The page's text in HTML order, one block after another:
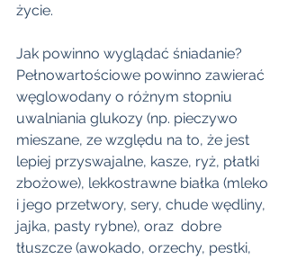
życie.
Jak powinno wyglądać śniadanie?
Pełnowartościowe powinno zawierać
węglowodany o różnym stopniu
uwalniania glukozy (np. pieczywo
mieszane, ze względu na to, że jest
lepiej przyswajalne, kasze, ryż, płatki
zbożowe), lekkostrawne białka (mleko
i jego przetwory, sery, chude wędliny,
jajka, pasty rybne), oraz  dobre
tłuszcze (awokado, orzechy, pestki,